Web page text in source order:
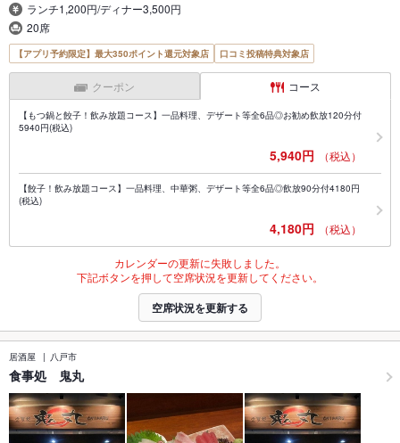
ランチ1,200円/ディナー3,500円
20席
【アプリ予約限定】最大350ポイント還元対象店 口コミ投稿特典対象店
クーポン コース
【もつ鍋と餃子！飲み放題コース】一品料理、デザート等全6品◎お勧め飲放120分付
5940円(税込)
5,940円 （税込）
【餃子！飲み放題コース】一品料理、中華粥、デザート等全6品◎飲放90分付4180円
(税込)
4,180円 （税込）
カレンダーの更新に失敗しました。
下記ボタンを押して空席状況を更新してください。
空席状況を更新する
居酒屋 八戸市
食事処 鬼丸